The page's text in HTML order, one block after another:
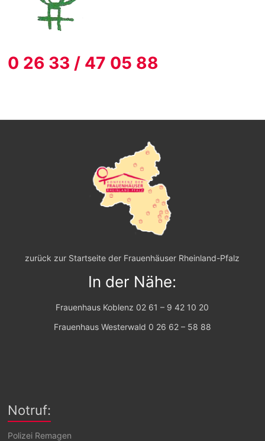
0 26 33 / 47 05 88
zurück zur Startseite der Frauenhäuser Rheinland-Pfalz
In der Nähe:
Frauenhaus Koblenz 02 61 – 9 42 10 20
Frauenhaus Westerwald 0 26 62 – 58 88
Notruf:
Polizei Remagen